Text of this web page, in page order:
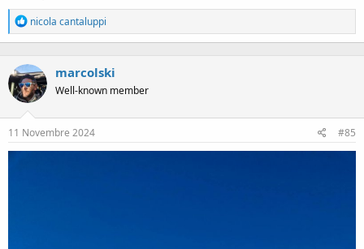
R
e
a
t
i
o
n
:
nicola cantaluppi
marcolski
Well-known member
11 Novembre 2024 #85